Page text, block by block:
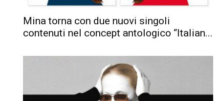
Mina torna con due nuovi singoli
contenuti nel concept antologico “Italian...